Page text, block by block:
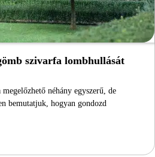
szivarfa lombhullását
néhány egyszerű, de
bemutatjuk, hogyan gondozd